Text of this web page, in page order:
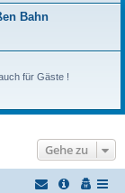
Bahn
für Gäste !
Gehe zu